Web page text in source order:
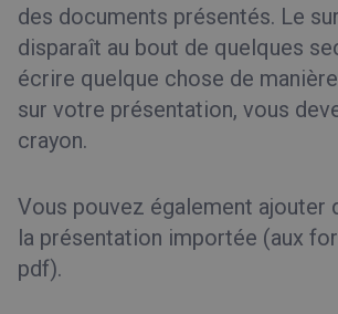
des documents présentés. Le
disparaît au bout de quelques
écrire quelque chose de
sur votre présentation, vous
crayon.
Vous pouvez également ajouter
la présentation importée (aux
pdf).